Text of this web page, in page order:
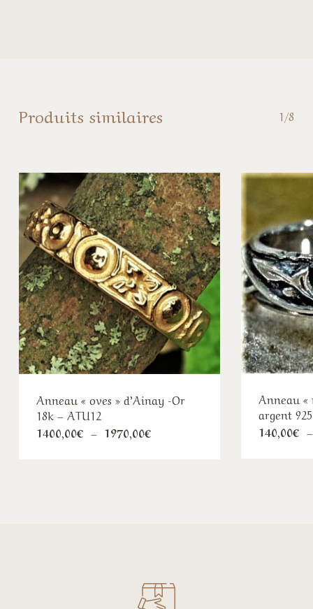
Produits similaires 1/8
Anneau « oves » d’Ainay -Or
18k – ATU12
1400,00€ – 1970,00€Plage
de
Anneau «
argent
140,00€